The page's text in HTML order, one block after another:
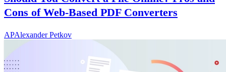
Cons of Web-Based PDF Converters
APAlexander Petkov